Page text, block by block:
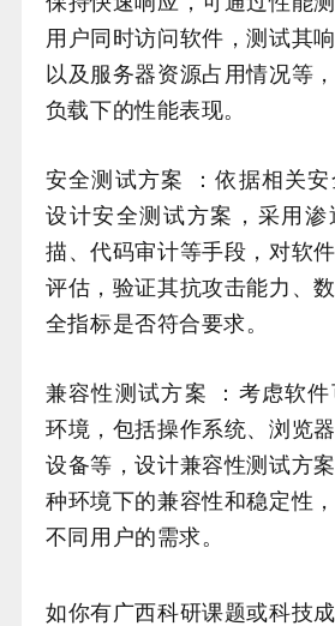
用户同时访问软件，测试其
以及服务器资源占用情况等
负载下的性能表现。
安全测试方案 ：依据相关安
设计安全测试方案，采用渗
描、代码审计等手段，对软
评估，验证其抗攻击能力、
全指标是否符合要求。
兼容性测试方案 ：考虑软件
环境，包括操作系统、浏览
设备等，设计兼容性测试方
种环境下的兼容性和稳定性
不同用户的需求。
如你有广西科研课题或科技